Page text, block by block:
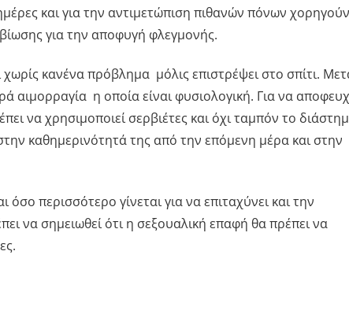
και για την αντιμετώπιση πιθανών πόνων
για την αποφυγή φλεγμονής.
χωρίς κανένα πρόβλημα μόλις επιστρέψει στο σπίτι.
αιμορραγία η οποία είναι φυσιολογική. Για να
να χρησιμοποιεί σερβιέτες και όχι ταμπόν το
καθημερινότητά της από την επόμενη μέρα και στην
περισσότερο γίνεται για να επιταχύνει και την
να σημειωθεί ότι η σεξουαλική επαφή θα πρέπει να